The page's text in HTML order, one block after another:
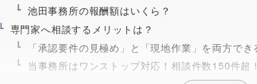
池田事務所の報酬額はいくら？
専門家へ相談するメリットは？
「承認要件の見極め」と「現地作業」を両方で
当事務所はワンストップ対応！相談件数150件超